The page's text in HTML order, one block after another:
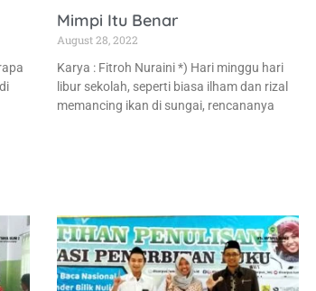
Mimpi Itu Benar
August 28, 2022
Karya : Fitroh Nuraini *) Hari minggu hari
libur sekolah, seperti biasa ilham dan rizal
memancing ikan di sungai, rencananya